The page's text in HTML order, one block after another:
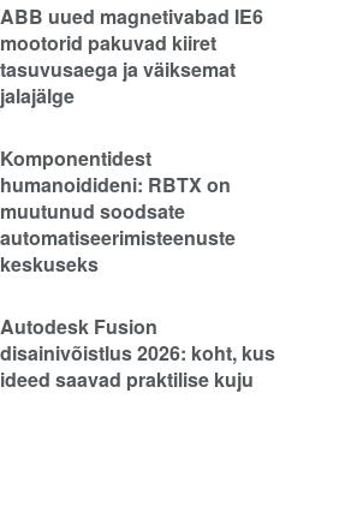
ABB uued magnetivabad IE6
mootorid pakuvad kiiret
tasuvusaega ja väiksemat
jalajälge
Komponentidest
humanoidideni: RBTX on
muutunud soodsate
automatiseerimisteenuste
keskuseks
Autodesk Fusion
disainivõistlus 2026: koht, kus
ideed saavad praktilise kuju